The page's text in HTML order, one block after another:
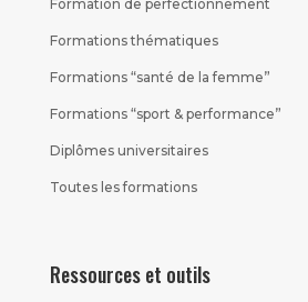
Formation de perfectionnement
Formations thématiques
Formations “santé de la femme”
Formations “sport & performance”
Diplômes universitaires
Toutes les formations
Ressources et outils